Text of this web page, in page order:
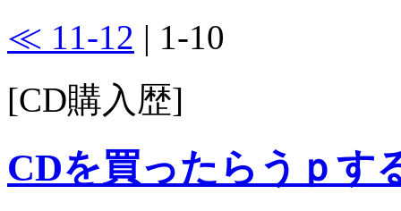
≪ 11-12 | 1-10
[CD購入歴]
CDを買ったらうｐす